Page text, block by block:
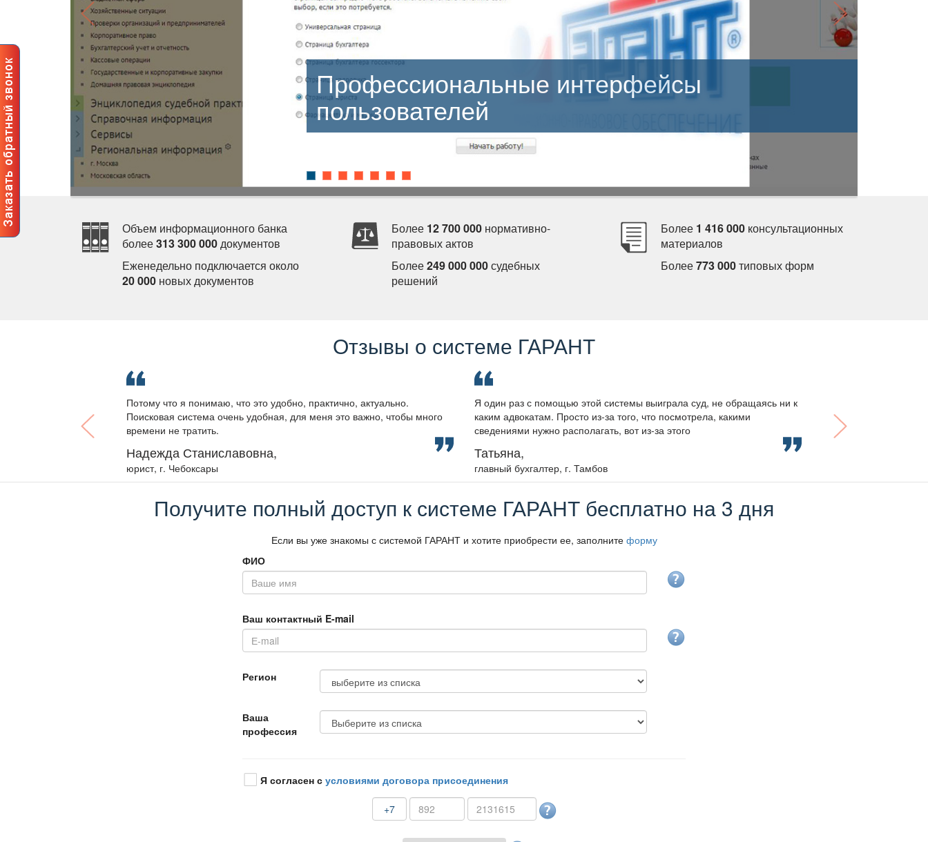
Профессиональные интерфейсы
пользователей
Объем информационного банка
олее313 300 000документо
Еженедельно подключается около
20 000 новых документо
Более 12 700 000 нормативно-
правовых акто
Более249 000 000судебных
решений
Более 1 416 000 консультационных
материало
Более773 000типовых форм
Отзывы о системе ГАРАНТ
Потому что я понимаю, что это удобно, практично, актуально.
Поисковая система очень удобная, для меня это важно, чтобы много
ремени не тратить.
Надежда Станиславовна,
юрист, г. Чебоксары
Я один раз с помощью этой системы выиграла суд, не обращаясь ни к
каким адвокатам. Просто из-за того, что посмотрела, какими
сведениями нужно располагать, вот из-за этого
Татьяна,
лавный бухгалтер, г. Тамбо
Получите полный доступ к системе ГАРАНТ бесплатно на 3 дня
Если вы уже знакомы с системой ГАРАНТ и хотите приобрести ее, заполните форму
ФИО
аш контактный E-mail
Регион
аша
профессия
Я согласен с условиями договора присоединения
+7